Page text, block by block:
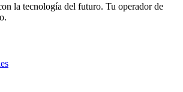
la tecnología del futuro. Tu operador de